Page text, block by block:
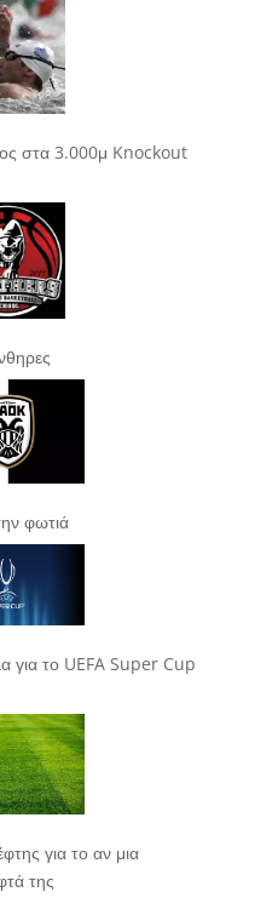
στα 3.000μ Knockout
φωτιά
για το UEFA Super Cup
για το αν μια
της